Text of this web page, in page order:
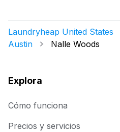
Laundryheap United States
Austin
Nalle Woods
Explora
Cómo funciona
Precios y servicios